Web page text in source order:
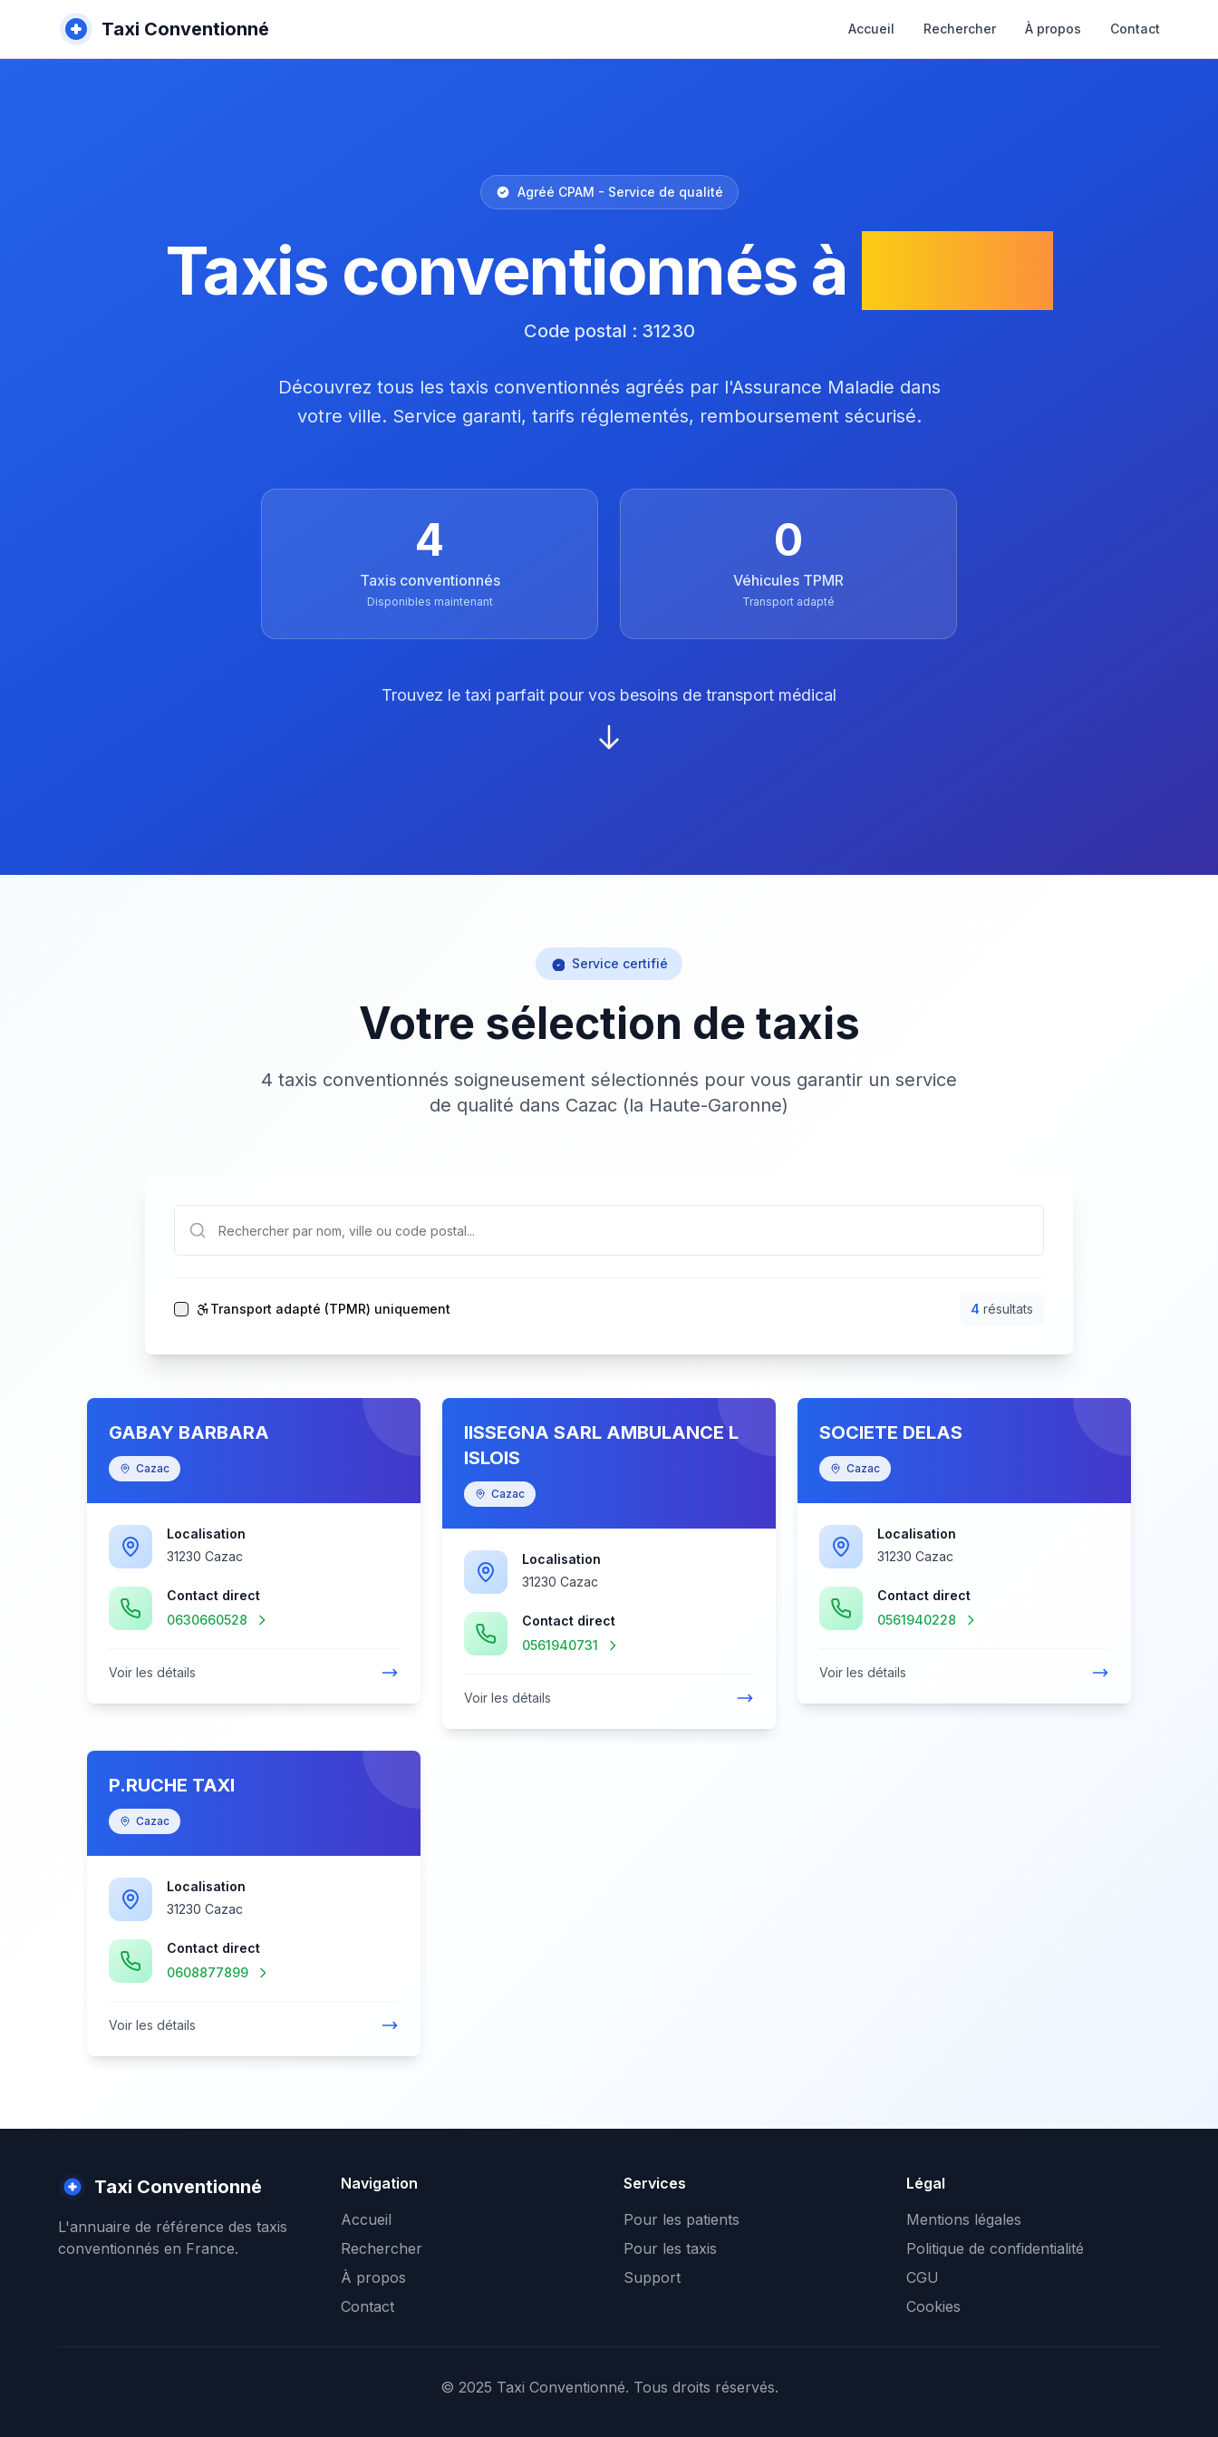
Taxi Conventionné Accueil Rechercher À propos Contact
Agréé CPAM - Service de qualité
Taxis conventionnés à
Code postal : 31230
Découvrez tous les taxis conventionnés agréés par l'Assurance Maladie dans
votre ville. Service garanti, tarifs réglementés, remboursement sécurisé.
4
Taxis conventionnés
Disponibles maintenant
0
Véhicules TPMR
Transport adapté
Trouvez le taxi parfait pour vos besoins de transport médical
Service certifié
Votre sélection de taxis
4 taxis conventionnés soigneusement sélectionnés pour vous garantir un service
de qualité dans Cazac (la Haute-Garonne)
Transport adapté (TPMR) uniquement 4 résultats
GABAY BARBARA
Cazac
Localisation
31230 Cazac
Contact direct
0630660528
Voir les détails
IISSEGNA SARL AMBULANCE L
ISLOIS
Cazac
Localisation
31230 Cazac
Contact direct
0561940731
Voir les détails
SOCIETE DELAS
Cazac
Localisation
31230 Cazac
Contact direct
0561940228
Voir les détails
P.RUCHE TAXI
Cazac
Localisation
31230 Cazac
Contact direct
0608877899
Voir les détails
Taxi Conventionné
L'annuaire de référence des taxis
conventionnés en France.
Navigation
Accueil
Rechercher
À propos
Contact
Services
Pour les patients
Pour les taxis
Support
Légal
Mentions légales
Politique de confidentialité
CGU
Cookies
© 2025 Taxi Conventionné. Tous droits réservés.